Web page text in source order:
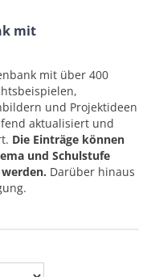
mit
mit über 400
und Projektideen
aktualisiert und
Die Einträge können
und Schulstufe
Darüber hinaus